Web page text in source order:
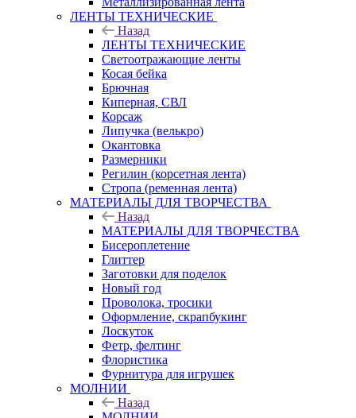
ЛЕНТЫ ТЕХНИЧЕСКИЕ
Назад
ЛЕНТЫ ТЕХНИЧЕСКИЕ
Светоотражающие ленты
Косая бейка
Брючная
Киперная, СВЛ
Корсаж
Липучка (велькро)
Окантовка
Размерники
Регилин (корсетная лента)
Стропа (ременная лента)
МАТЕРИАЛЫ ДЛЯ ТВОРЧЕСТВА
Назад
МАТЕРИАЛЫ ДЛЯ ТВОРЧЕСТВА
Бисероплетение
Глиттер
Заготовки для поделок
Новый год
Проволока, тросики
Оформление, скрапбукинг
Лоскуток
Фетр, фелтинг
Флористика
Фурнитура для игрушек
МОЛНИИ
Назад